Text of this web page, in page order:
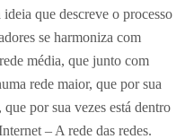
que descreve o processo
se harmoniza com
média, que junto com
rede maior, que por sua
por sua vezes está dentro
– A rede das redes.